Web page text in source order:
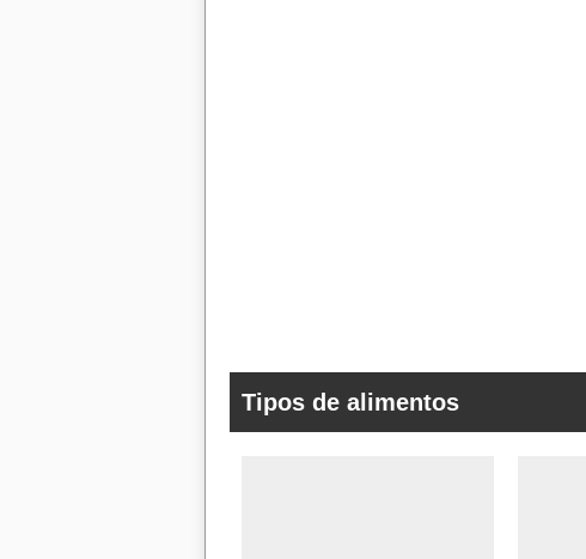
Tipos de alimentos